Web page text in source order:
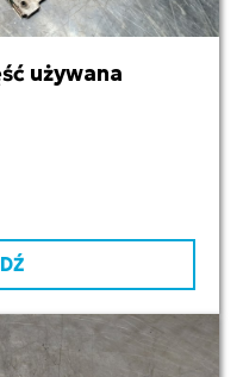
netto
używana